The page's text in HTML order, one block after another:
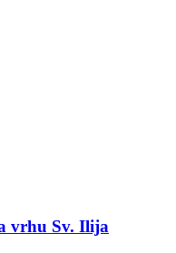
vrhu Sv. Ilija